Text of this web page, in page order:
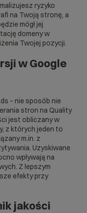
ryzyko
na Twoją stronę, a
mógł jej
domeny w
Twojej pozycji.
w Google
– nie sposób nie
stron na Quality
jest obliczany w
z których jeden to
m.in. z
Uzyskiwane
wpływają na
Z lepszym
efekty przy
jakości